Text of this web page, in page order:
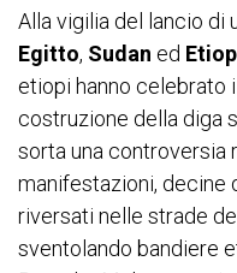
Alla vigilia del lancio di
Egitto, Sudan ed
etiopi hanno celebrato
costruzione della diga
sorta una controversia
manifestazioni, decine
riversati nelle strade
sventolando bandiere